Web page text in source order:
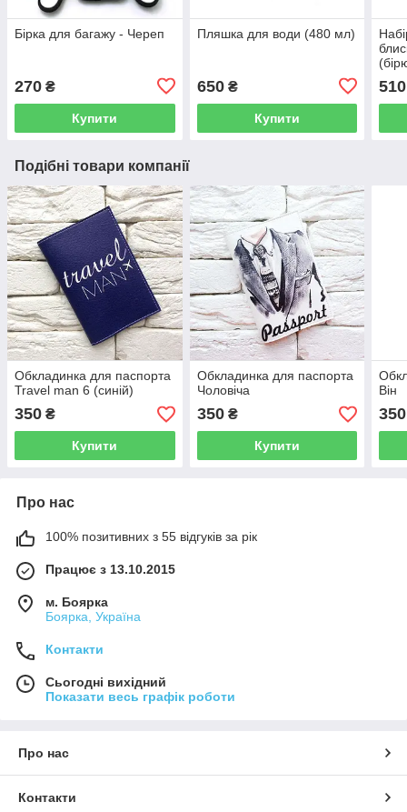
Бірка для багажу - Череп
270 ₴
Купити
Пляшка для води (480 мл)
650₴
Купити
510
Подібні товари компанії
Обкладинка для паспорта
Travel man 6 (синій)
350 ₴
Купити
Обкладинка для паспорта
Чоловіча
350₴
Купити
Він
350
Про нас
100% позитивних з 55 відгуків за рік
Працює з 13.10.2015
м. Боярка
Боярка, Україна
Контакти
Сьогодні вихідний
Показати весь графік роботи
Про нас
Контакти